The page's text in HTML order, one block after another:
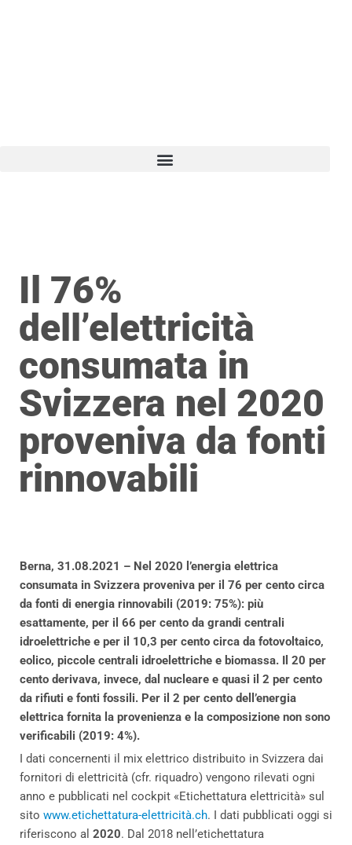
Il 76%
dell’elettricità
consumata in
Svizzera nel 2020
proveniva da fonti
rinnovabili
Berna, 31.08.2021 – Nel 2020 l’energia elettrica
consumata in Svizzera proveniva per il 76 per cento circa
da fonti di energia rinnovabili (2019: 75%): più
esattamente, per il 66 per cento da grandi centrali
idroelettriche e per il 10,3 per cento circa da fotovoltaico,
eolico, piccole centrali idroelettriche e biomassa. Il 20 per
cento derivava, invece, dal nucleare e quasi il 2 per cento
da rifiuti e fonti fossili. Per il 2 per cento dell’energia
elettrica fornita la provenienza e la composizione non sono
verificabili (2019: 4%).
I dati concernenti il mix elettrico distribuito in Svizzera dai
fornitori di elettricità (cfr. riquadro) vengono rilevati ogni
anno e pubblicati nel cockpit «Etichettatura elettricità» sul
sito www.etichettatura-elettricità.ch. I dati pubblicati oggi si
riferiscono al 2020. Dal 2018 nell’etichettatura